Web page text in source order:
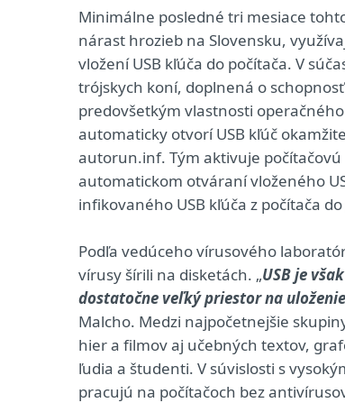
Minimálne posledné tri mesiace
nárast hrozieb na Slovensku,
vložení USB kľúča do počítača. V
trójskych koní, doplnená o
predovšetkým vlastnosti
automaticky otvorí USB kľúč
autorun.inf. Tým aktivuje
automatickom otváraní vloženého
infikovaného USB kľúča z počítača
Podľa vedúceho vírusového
vírusy šírili na disketách. „USB je
dostatočne veľký priestor na
Malcho. Medzi najpočetnejšie
hier a filmov aj učebných textov,
ľudia a študenti. V súvislosti s
pracujú na počítačoch bez